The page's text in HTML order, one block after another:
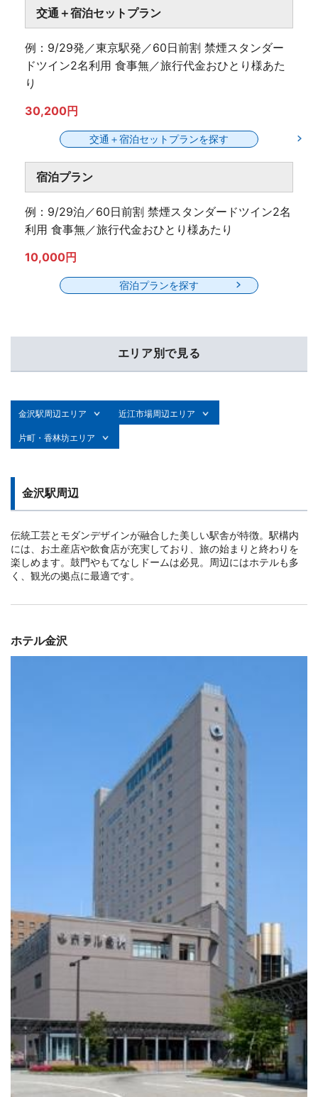
交通＋宿泊セットプラン
例：9/29発／東京駅発／60日前割 禁煙スタンダー
ドツイン2名利用 食事無／旅行代金おひとり様あた
り
30,200円
交通＋宿泊セットプランを探す
宿泊プラン
例：9/29泊／60日前割 禁煙スタンダードツイン2名
利用 食事無／旅行代金おひとり様あたり
10,000円
宿泊プランを探す
エリア別で見る
金沢駅周辺エリア 近江市場周辺エリア
片町・香林坊エリア
金沢駅周辺
伝統工芸とモダンデザインが融合した美しい駅舎が特徴。駅構内
には、お土産店や飲食店が充実しており、旅の始まりと終わりを
楽しめます。鼓門やもてなしドームは必見。周辺にはホテルも多
く、観光の拠点に最適です。
KOKO HOTEL 金沢駅前